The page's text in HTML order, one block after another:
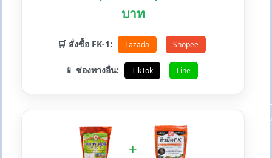
บาท
🛒 สั่งซื้อ FK-1: Lazada Shopee
📱 ช่องทางอื่น: TikTok Line
+